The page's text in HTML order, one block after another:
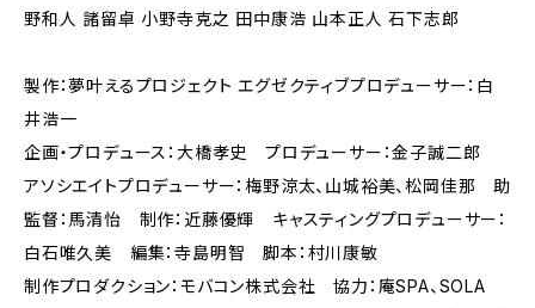
野和人 諸留卓 小野寺克之 田中康浩 山本正人 石下志郎
製作：夢叶えるプロジェクト エグゼクティブプロデューサー：白
井浩一
企画・プロデュース：大橋孝史 プロデューサー：金子誠二郎
アソシエイトプロデューサー：梅野涼太、山城裕美、松岡佳那 助
監督：馬清怡 制作：近藤優輝 キャスティングプロデューサー：
白石唯久美 編集：寺島明智 脚本：村川康敏
制作プロダクション：モバコン株式会社 協力：庵SPA、SOLA